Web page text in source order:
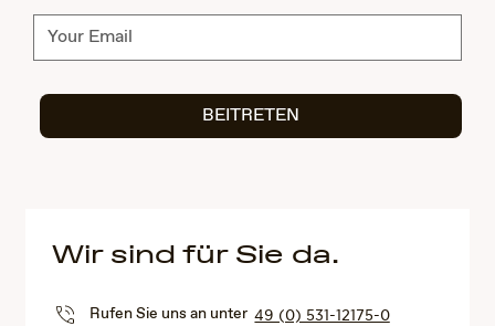
Abonnieren
BEITRETEN
Wir sind für Sie da.
Rufen Sie uns an unter49 (0) 531-12175-0